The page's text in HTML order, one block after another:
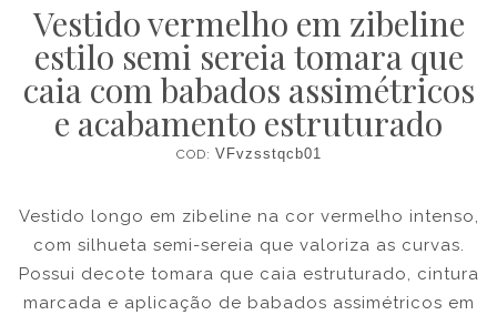
Vestido vermelho em zibeline
estilo semi sereia tomara que
caia com babados assimétricos
e acabamento estruturado
COD: VFvzsstqcb01
Vestido longo em zibeline na cor vermelho intenso,
com silhueta semi-sereia que valoriza as curvas.
Possui decote tomara que caia estruturado, cintura
marcada e aplicação de babados assimétricos em